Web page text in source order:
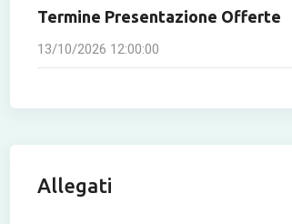
Termine Presentazione Offerte
13/10/2026 12:00:00
Allegati